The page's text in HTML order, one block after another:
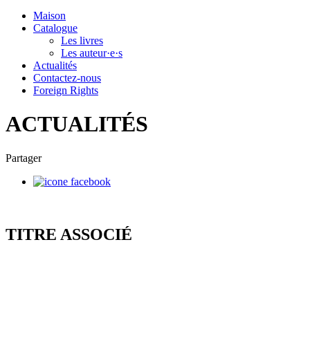
Maison
Catalogue
Les livres
Les auteur·e·s
Actualités
Contactez-nous
Foreign Rights
ACTUALITÉS
Partager
TITRE ASSOCIÉ